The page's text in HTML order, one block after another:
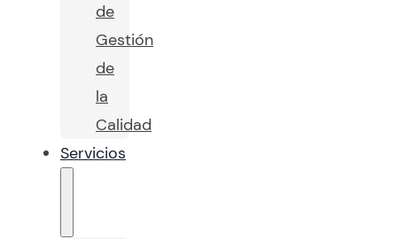
de
Gestión
de
la
Calidad
Servicios